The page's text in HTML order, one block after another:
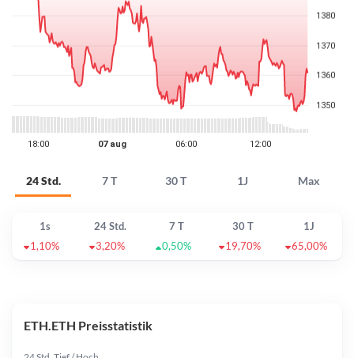
24 Std. 7 T 30 T 1J Max
1s 24 Std. 7 T 30 T
1J
1,10%
3,20% 0,50% 19,70% 65,00%
ETH.ETH Preisstatistik